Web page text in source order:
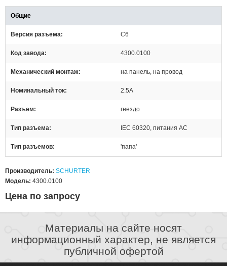
Общие
Версия разъема C6
Код завода 4300.0100
Механический монтаж на панель, на провод
Номинальный ток 2.5А
Разъем гнездо
Тип разъема IEC 60320, питания AC
Тип разъемов 'папа'
Производитель: SCHURTER
Модель: 4300.0100
Цена по запросу
Материалы на сайте носят
информационный характер, не является
публичной офертой